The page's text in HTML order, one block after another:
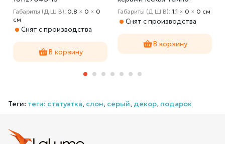
Габариты (Д Ш В): 0.8 × 0 × 0
cм
Снят с производства
В корзину
коричневая 10K8740
Габариты (Д Ш В): 1.1 × 0 × 0 cм
Снят с производства
В корзину
Теги: теги: статуэтка, слон, серый, декор, подарок